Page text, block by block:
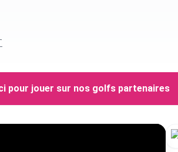
pour jouer sur nos golfs partenaires